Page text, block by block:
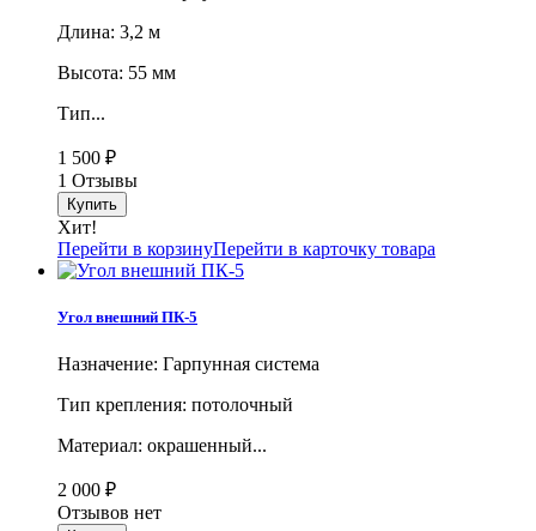
Длина: 3,2 м
Высота: 55 мм
Тип...
1 500 ₽
1 Отзывы
Хит!
Перейти в корзинуПерейти в карточку товара
Угол внешний ПК-5
Назначение: Гарпунная система
Тип крепления: потолочный
Материал: окрашенный...
2 000 ₽
Отзывов нет